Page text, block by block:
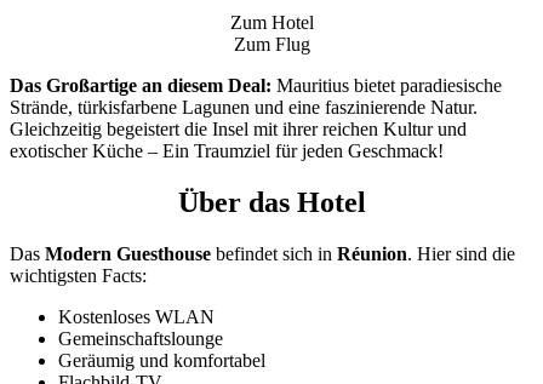
Zum Hotel
Zum Flug
Das Großartige an diesem Deal: Mauritius bietet paradiesische
Strände, türkisfarbene Lagunen und eine faszinierende Natur.
Gleichzeitig begeistert die Insel mit ihrer reichen Kultur und
exotischer Küche – Ein Traumziel für jeden Geschmack!
Über das Hotel
Das Modern Guesthouse befindet sich in Réunion. Hier sind die
wichtigsten Facts:
Kostenloses WLAN
Gemeinschaftslounge
Geräumig und komfortabel